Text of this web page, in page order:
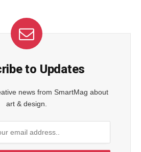
to Updates
news from SmartMag about
art & design.